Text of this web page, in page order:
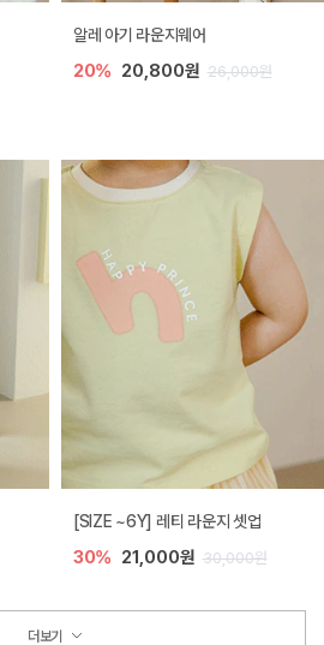
알레 아기 라운지웨어
20% 20,800원 26,000원
[SIZE ~6Y] 레티 라운지 셋업
30% 21,000원 30,000원
더보기